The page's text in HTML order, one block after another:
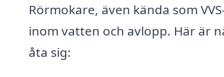
Rörmokare, även kända som
inom vatten och avlopp. Här är
åta sig: